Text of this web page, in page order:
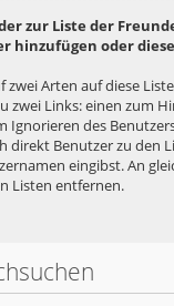
zur Liste der
hinzufügen oder
zwei Arten auf diese
zwei Links: einen zum
Ignorieren des
direkt Benutzer zu den
eingibst. An
Listen entfernen.